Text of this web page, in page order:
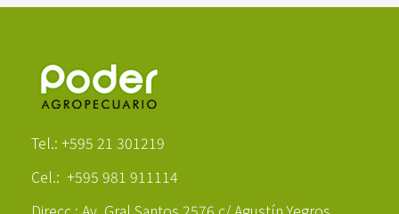
Tel.: +595 21 301219
Cel.: +595 981 911114